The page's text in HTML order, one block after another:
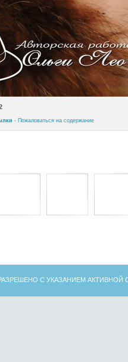
- Пожаловаться на содержание
С УКАЗАНИЕМ АКТИВНОЙ